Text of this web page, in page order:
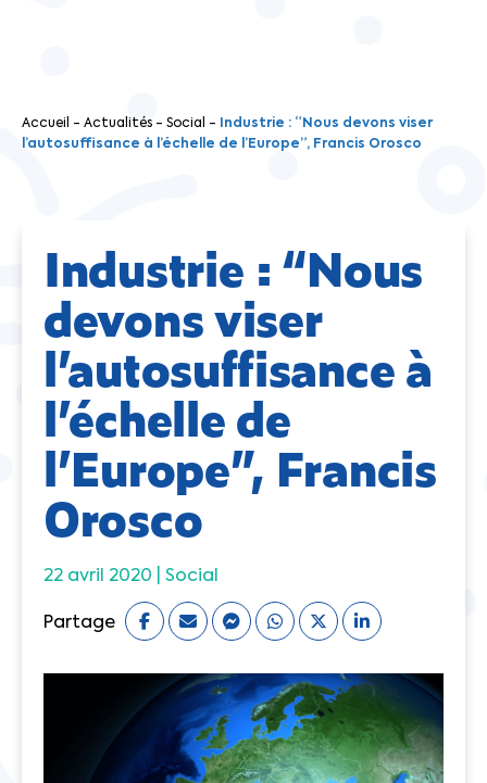
Accueil - Actualités - Social -
Industrie : “Nous devons viser
l’autosuffisance à l’échelle de l’Europe”, Francis Orosco
Industrie : “Nous
devons viser
l’autosuffisance à
l’échelle de
l’Europe”, Francis
Orosco
22 avril 2020 | Social
Partage